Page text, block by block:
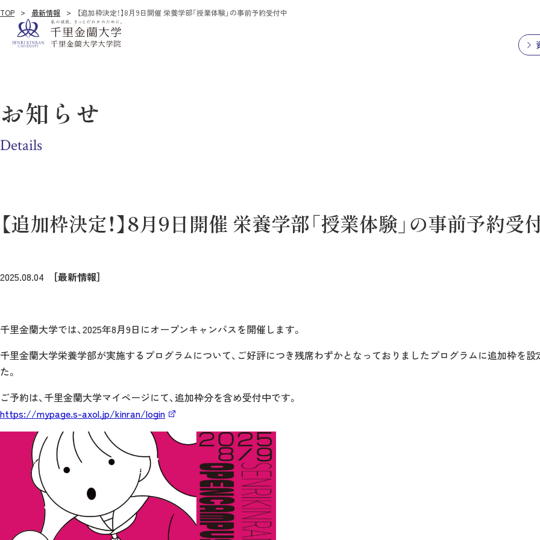
TOP 最新情報 【追加枠決定！】8月9日開催 栄養学部「授業体験」の事前予約受付中
お知らせ
Details
【追加枠決定！】8月9日開催 栄養学部「授業体験」の事前予約受
2025.08.04 ［最新情報］
千里金蘭大学では、2025年8月9日にオープンキャンパスを開催します。
千里金蘭大学栄養学部が実施するプログラムについて、ご好評につき残席わずかとなっておりましたプログラムに追加枠を設
た。
ご予約は、千里金蘭大学マイページにて、追加枠分を含め受付中です。
https://mypage.s-axol.jp/kinran/login